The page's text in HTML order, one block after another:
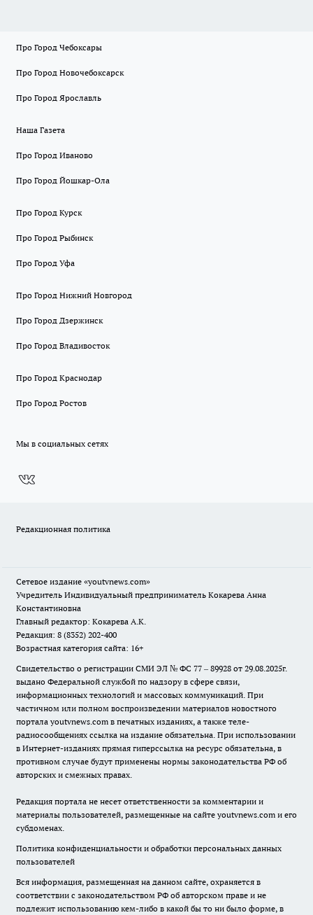
Про Город Чебоксары
Про Город Новочебоксарск
Про Город Ярославль
Наша Газета
Про Город Иваново
Про Город Йошкар-Ола
Про Город Курск
Про Город Рыбинск
Про Город Уфа
Про Город Нижний Новгород
Про Город Дзержинск
Про Город Владивосток
Про Город Краснодар
Про Город Ростов
Мы в социальных сетях
Редакционная политика
Сетевое издание «youtvnews.com»
Учредитель Индивидуальный предприниматель Кокарева Анна
Константиновна
Главный редактор: Кокарева А.К.
Редакция: 8 (8352) 202-400
Возрастная категория сайта: 16+
Свидетельство о регистрации СМИ ЭЛ № ФС 77 – 89928 от 29.08.2025г.
выдано Федеральной службой по надзору в сфере связи,
информационных технологий и массовых коммуникаций. При
частичном или полном воспроизведении материалов новостного
портала youtvnews.com в печатных изданиях, а также теле-
радиосообщениях ссылка на издание обязательна. При использовании
в Интернет-изданиях прямая гиперссылка на ресурс обязательна, в
противном случае будут применены нормы законодательства РФ об
авторских и смежных правах.
Редакция портала не несет ответственности за комментарии и
материалы пользователей, размещенные на сайте youtvnews.com и его
субдоменах.
Политика конфиденциальности и обработки персональных данных
пользователей
Вся информация, размещенная на данном сайте, охраняется в
соответствии с законодательством РФ об авторском праве и не
подлежит использованию кем-либо в какой бы то ни было форме, в